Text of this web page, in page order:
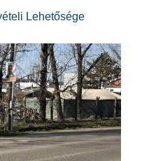
Lehetősége